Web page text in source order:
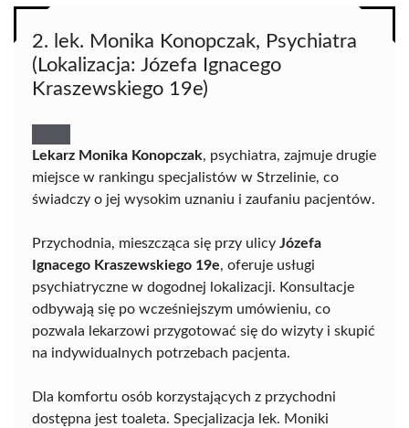
2. lek. Monika Konopczak, Psychiatra
(Lokalizacja: Józefa Ignacego
Kraszewskiego 19e)
Lekarz Monika Konopczak, psychiatra, zajmuje drugie
miejsce w rankingu specjalistów w Strzelinie, co
świadczy o jej wysokim uznaniu i zaufaniu pacjentów.
Przychodnia, mieszcząca się przy ulicy Józefa
Ignacego Kraszewskiego 19e, oferuje usługi
psychiatryczne w dogodnej lokalizacji. Konsultacje
odbywają się po wcześniejszym umówieniu, co
pozwala lekarzowi przygotować się do wizyty i skupić
na indywidualnych potrzebach pacjenta.
Dla komfortu osób korzystających z przychodni
dostępna jest toaleta. Specjalizacja lek. Moniki